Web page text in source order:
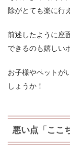
除がとても楽に行
前述したように座
できるのも嬉しい
お子様やペットが
しょうか！
悪い点「ここ